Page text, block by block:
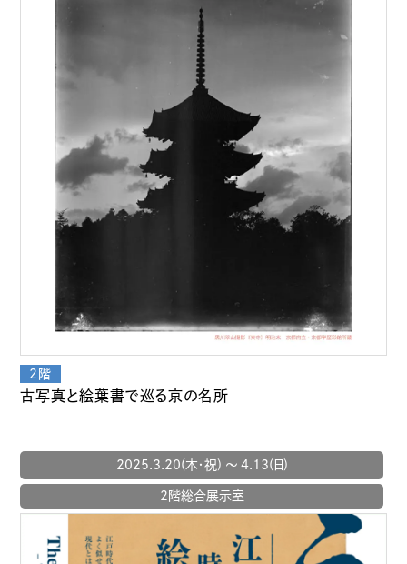
古写真と絵葉書で巡る京の名所
2025.3.20(木・祝) 〜 4.13(日)
2階総合展示室